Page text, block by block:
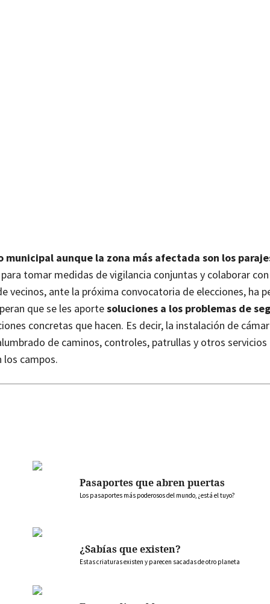
aunque la zona más afectada son los
tomar medidas de vigilancia conjuntas y colaborar
vecinos, ante la próxima convocatoria de elecciones, ha
que se les aportesoluciones a los problemas de
concretas que hacen. Es decir, la instalación de
de caminos, controles, patrullas y otros servicios
campos.
Pasaportes que abren puertas
Los pasaportes más poderosos del mundo, ¿está el tuyo?
¿Sabías que existen?
Estas criaturas existen y parecen sacadas de otro planeta